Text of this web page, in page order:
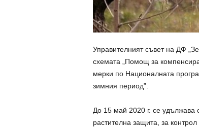
Управителният съвет на ДФ
схемата „Помощ за
мерки по Националната
зимния период”.
До 15 май 2020 г. се удължава
растителна защита, за